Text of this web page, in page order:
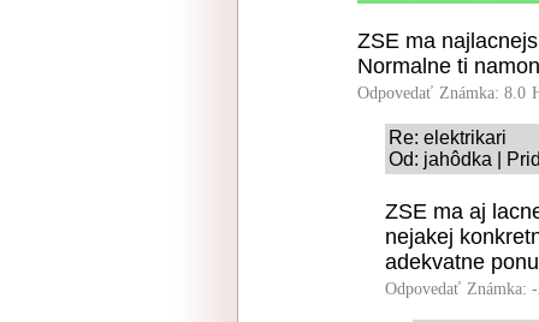
ZSE ma
Normalne ti
Odpovedať Známka: 8.0
Re: elektrikari
Od: jahôdka |
ZSE ma aj
nejakej
adekvatne
Odpovedať Známka: